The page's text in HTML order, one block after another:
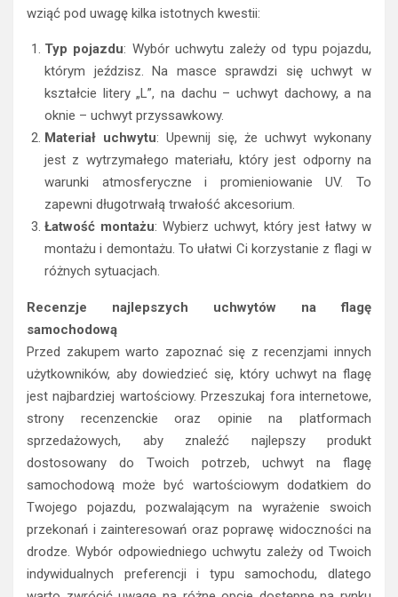
wziąć pod uwagę kilka istotnych kwestii:
Typ pojazdu: Wybór uchwytu zależy od typu pojazdu,
którym jeździsz. Na masce sprawdzi się uchwyt w
kształcie litery „L”, na dachu – uchwyt dachowy, a na
oknie – uchwyt przyssawkowy.
Materiał uchwytu: Upewnij się, że uchwyt wykonany
jest z wytrzymałego materiału, który jest odporny na
warunki atmosferyczne i promieniowanie UV. To
zapewni długotrwałą trwałość akcesorium.
Łatwość montażu: Wybierz uchwyt, który jest łatwy w
montażu i demontażu. To ułatwi Ci korzystanie z flagi w
różnych sytuacjach.
Recenzje najlepszych uchwytów na flagę
samochodową
Przed zakupem warto zapoznać się z recenzjami innych
użytkowników, aby dowiedzieć się, który uchwyt na flagę
jest najbardziej wartościowy. Przeszukaj fora internetowe,
strony recenzenckie oraz opinie na platformach
sprzedażowych, aby znaleźć najlepszy produkt
dostosowany do Twoich potrzeb, uchwyt na flagę
samochodową może być wartościowym dodatkiem do
Twojego pojazdu, pozwalającym na wyrażenie swoich
przekonań i zainteresowań oraz poprawę widoczności na
drodze. Wybór odpowiedniego uchwytu zależy od Twoich
indywidualnych preferencji i typu samochodu, dlatego